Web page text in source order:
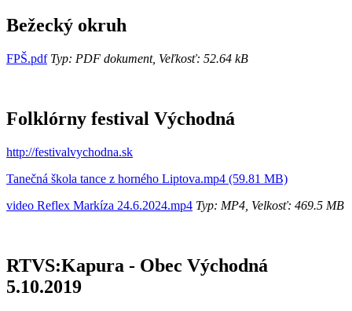
Bežecký okruh
FPŠ.pdfTyp: PDF dokument, Veľkosť: 52.64 kB
Folklórny festival Východná
http://festivalvychodna.sk
Tanečná škola tance z horného Liptova.mp4 (59.81 MB)
video Reflex Markíza 24.6.2024.mp4 Typ: MP4, Velkosť: 469.5 MB
RTVS:Kapura - Obec Východná
5.10.2019